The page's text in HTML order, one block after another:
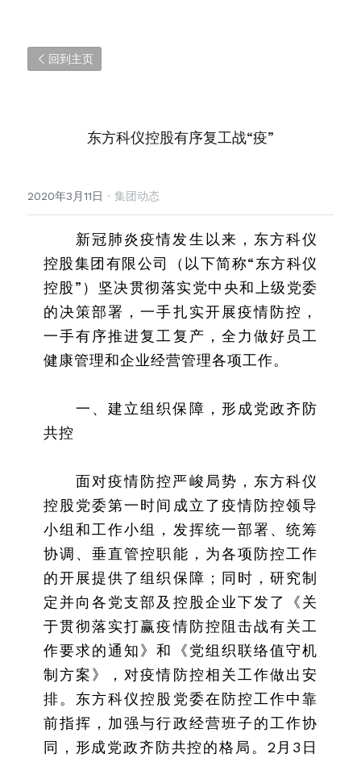
回到主页
东方科仪控股有序复工战“疫”
2020年3月11日 · 集团动态
新冠肺炎疫情发生以来，东方科仪
控股集团有限公司（以下简称“东方科仪
控股”）坚决贯彻落实党中央和上级党委
的决策部署，一手扎实开展疫情防控，
一手有序推进复工复产，全力做好员工
健康管理和企业经营管理各项工作。
一、建立组织保障，形成党政齐防
共控
面对疫情防控严峻局势，东方科仪
控股党委第一时间成立了疫情防控领导
小组和工作小组，发挥统一部署、统筹
协调、垂直管控职能，为各项防控工作
的开展提供了组织保障；同时，研究制
定并向各党支部及控股企业下发了《关
于贯彻落实打赢疫情防控阻击战有关工
作要求的通知》和《党组织联络值守机
制方案》，对疫情防控相关工作做出安
排。东方科仪控股党委在防控工作中靠
前指挥，加强与行政经营班子的工作协
同，形成党政齐防共控的格局。2月3日